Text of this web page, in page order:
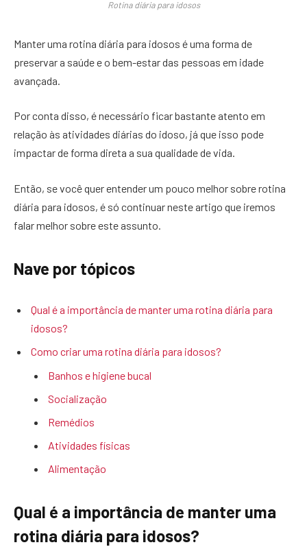
Rotina diária para idosos
Manter uma rotina diária para idosos é uma forma de
preservar a saúde e o bem-estar das pessoas em idade
avançada.
Por conta disso, é necessário ficar bastante atento em
relação às atividades diárias do idoso, já que isso pode
impactar de forma direta a sua qualidade de vida.
Então, se você quer entender um pouco melhor sobre rotina
diária para idosos, é só continuar neste artigo que iremos
falar melhor sobre este assunto.
Nave por tópicos
Qual é a importância de manter uma rotina diária para
idosos?
Como criar uma rotina diária para idosos?
Banhos e higiene bucal
Socialização
Remédios
Atividades físicas
Alimentação
Qual é a importância de manter uma
rotina diária para idosos?